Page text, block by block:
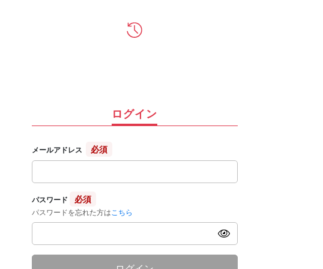
ログイン
メールアドレス 必須
パスワード 必須
パスワードを忘れた方は こちら